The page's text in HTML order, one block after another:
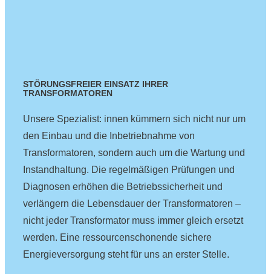
STÖRUNGSFREIER EINSATZ IHRER
TRANSFORMATOREN
Unsere Spezialist: innen kümmern sich nicht nur um
den Einbau und die Inbetriebnahme von
Transformatoren, sondern auch um die Wartung und
Instandhaltung. Die regelmäßigen Prüfungen und
Diagnosen erhöhen die Betriebssicherheit und
verlängern die Lebensdauer der Transformatoren –
nicht jeder Transformator muss immer gleich ersetzt
werden. Eine ressourcenschonende sichere
Energieversorgung steht für uns an erster Stelle.